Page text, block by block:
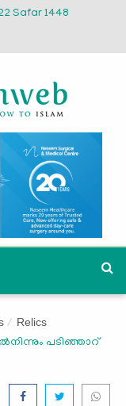
Safar 1448
Relics
പടിഞ്ഞാറ്